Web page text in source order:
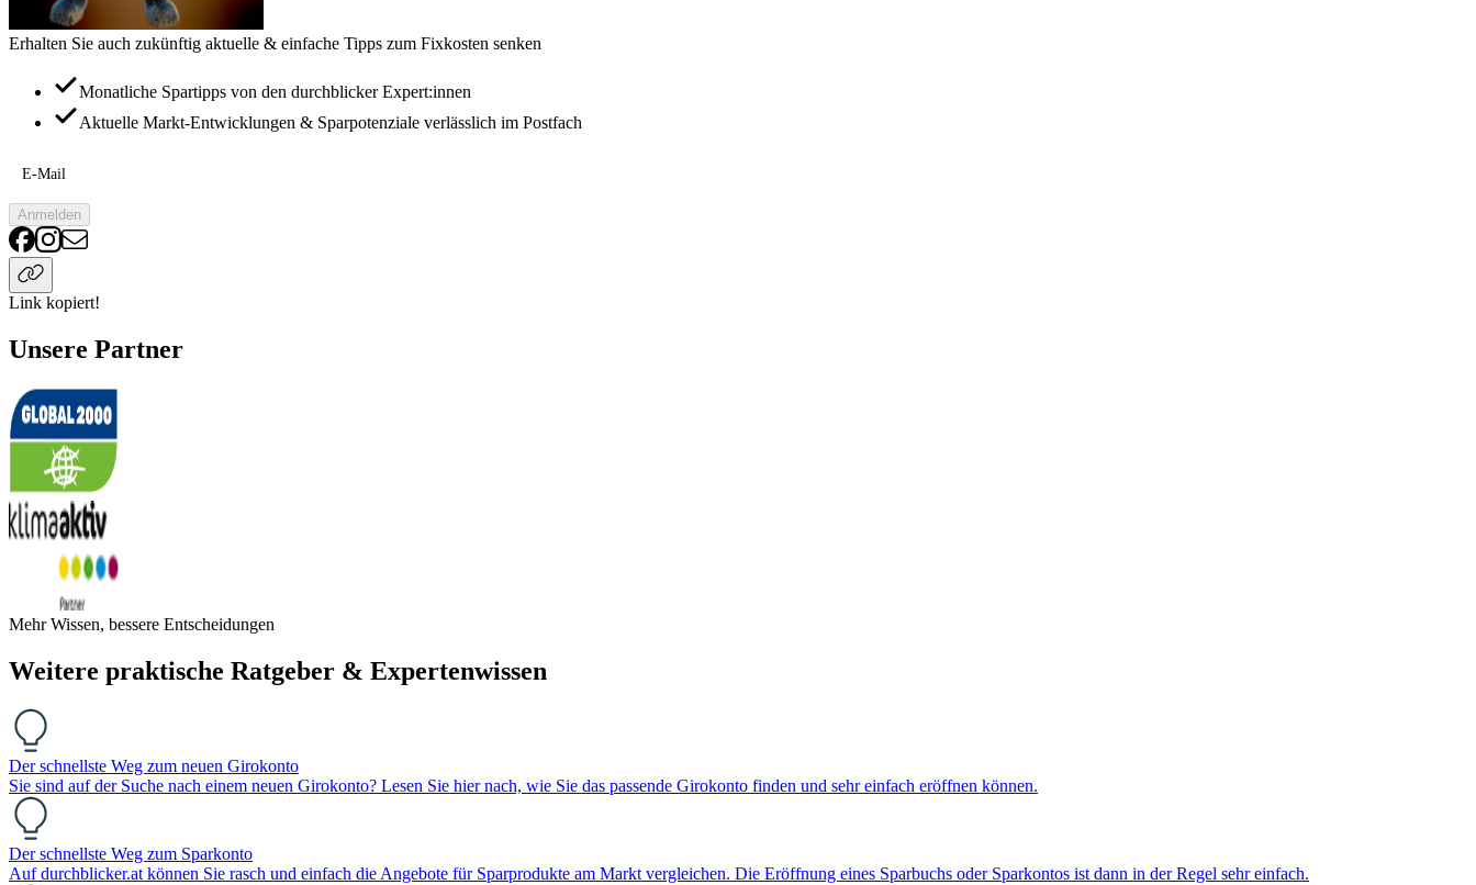
Erhalten Sie auch zukünftig aktuelle & einfache Tipps zum Fixkosten senken
Monatliche Spartipps von den durchblicker Expert:innen
Aktuelle Markt-Entwicklungen & Sparpotenziale verlässlich im Postfach
E-Mail
Anmelden
Link kopiert!
Unsere Partner
Mehr Wissen, bessere Entscheidungen
Weitere praktische Ratgeber & Expertenwissen
Der schnellste Weg zum neuen Girokonto
Sie sind auf der Suche nach einem neuen Girokonto? Lesen Sie hier nach, wie Sie das passende Girokonto finden und sehr einfach eröffnen können.
Der schnellste Weg zum Sparkonto
Auf durchblicker.at können Sie rasch und einfach die Angebote für Sparprodukte am Markt vergleichen. Die Eröffnung eines Sparbuchs oder Sparkontos ist dann in der Regel sehr einfach.